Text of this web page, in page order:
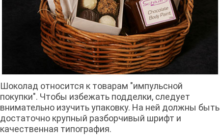
Шоколад относится к товарам "импульсной
покупки". Чтобы избежать подделки, следует
внимательно изучить упаковку. На ней должны быть
достаточно крупный разборчивый шрифт и
качественная типография.